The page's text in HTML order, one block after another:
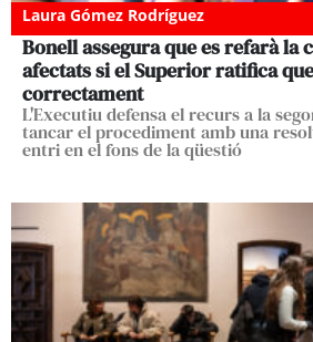
Laura Gómez Rodríguez
Bonell assegura que es refarà la
afectats si el Superior ratifica
correctament
L'Executiu defensa el recurs a la
tancar el procediment amb una
entri en el fons de la qüestió